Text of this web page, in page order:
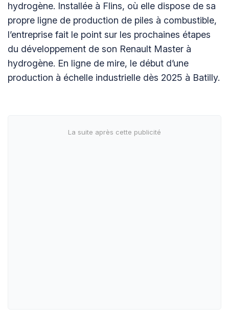
hydrogène. Installée à Flins, où elle dispose de sa
propre ligne de production de piles à combustible,
l’entreprise fait le point sur les prochaines étapes
du développement de son Renault Master à
hydrogène. En ligne de mire, le début d’une
production à échelle industrielle dès 2025 à Batilly.